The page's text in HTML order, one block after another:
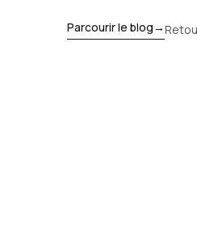
Parcourir le blog→